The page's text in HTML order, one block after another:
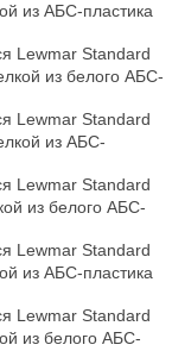
из АБС-пластика
Lewmar Standard
из белого АБС-
Lewmar Standard
из АБС-
Lewmar Standard
из белого АБС-
Lewmar Standard
из АБС-пластика
Lewmar Standard
из белого АБС-